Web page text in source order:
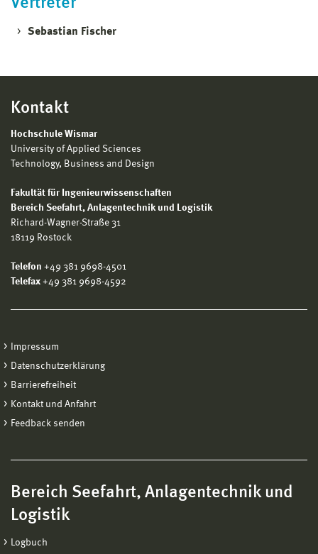
Sebastian Fischer
Kontakt
Hochschule Wismar
University of Applied Sciences
Technology, Business and Design
Fakultät für Ingenieurwissenschaften
Bereich Seefahrt, Anlagentechnik und Logistik
Richard-Wagner-Straße 31
18119 Rostock
Telefon +49 381 9698-4501
Telefax +49 381 9698-4592
Impressum
Datenschutzerklärung
Barrierefreiheit
Kontakt und Anfahrt
Feedback senden
Bereich Seefahrt, Anlagentechnik und
Logistik
Logbuch